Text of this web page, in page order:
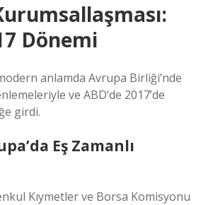
Dönemi
anlamda Avrupa Birliği’nde
ve ABD’de 2017’de
girdi.
Eş Zamanlı
Kıymetler ve Borsa Komisyonu